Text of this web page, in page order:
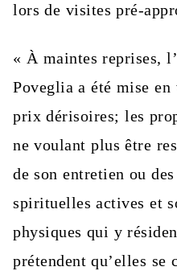
lors de visites pré-
« À maintes reprises,
Poveglia a été mise en
prix dérisoires; les
ne voulant plus être
de son entretien ou
spirituelles actives et
physiques qui y
prétendent qu’elles se